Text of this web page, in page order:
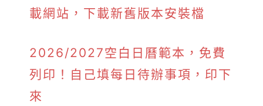
載網站，下載新舊版本安裝檔
2026/2027空白日曆範本，免費
列印！自己填每日待辦事項，印下
來